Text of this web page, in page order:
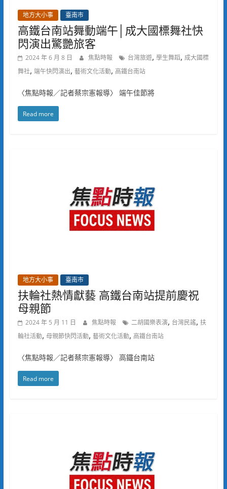
地方大小事 臺南市
高鐵台南站舞動端午│成大國標舞社快
閃演出驚艷旅客
2024 年 6 月 8 日 焦點時報 台灣旅遊, 學生舞蹈, 成大國標
舞社, 端午快閃演出, 藝術文化活動, 高鐵台南站
〈焦點時報／記者蔡宗憲報導〉 端午佳節將
Read more
地方大小事 臺南市
扶輪社熱情獻藝 高鐵台南站提前慶祝
母親節
2024 年 5 月 11 日 焦點時報 二胡國樂表演, 台灣民謠, 扶
輪社活動, 母親節快閃活動, 藝術文化活動, 高鐵台南站
〈焦點時報／記者蔡宗憲報導〉 高鐵台南站
Read more